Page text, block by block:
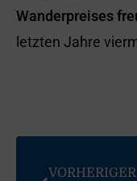
Wanderpreises
letzten Jahre
VORHERIGER